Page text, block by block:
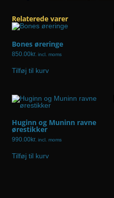
med
perle.
Relaterede varer
Bones øreringe
850.00kr. incl. moms
Tilføj til kurv
Huginn og Muninn ravne
ørestikker
990.00kr. incl. moms
Tilføj til kurv